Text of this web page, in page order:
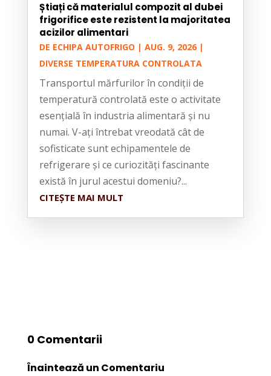
Știați că materialul compozit al dubei
frigorifice este rezistent la majoritatea
acizilor alimentari
DE ECHIPA AUTOFRIGO | AUG. 9, 2026|
DIVERSE TEMPERATURA CONTROLATA
Transportul mărfurilor în condiții de
temperatură controlată este o activitate
esențială în industria alimentară și nu
numai. V-ați întrebat vreodată cât de
sofisticate sunt echipamentele de
refrigerare și ce curiozități fascinante
există în jurul acestui domeniu?...
CITEȘTE MAI MULT
0 Comentarii
Înaintează un Comentariu